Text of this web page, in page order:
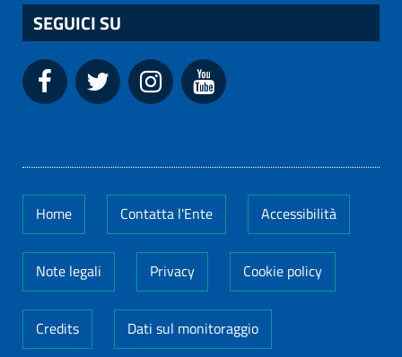
SEGUICI SU
Home Contatta l'Ente Accessibilità
Note legali Privacy Cookie policy
Credits Dati sul monitoraggio